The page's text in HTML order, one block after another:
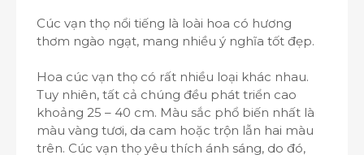
Cúc vạn thọ nổi tiếng là loài hoa có hương
thơm ngào ngạt, mang nhiều ý nghĩa tốt đẹp.
Hoa cúc vạn thọ có rất nhiều loại khác nhau.
Tuy nhiên, tất cả chúng đều phát triển cao
khoảng 25 – 40 cm. Màu sắc phổ biến nhất là
màu vàng tươi, da cam hoặc trộn lẫn hai màu
trên. Cúc vạn thọ yêu thích ánh sáng, do đó,